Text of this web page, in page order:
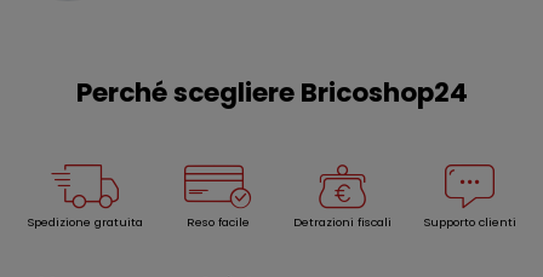
Perché scegliere Bricoshop24
Spedizione gratuita Reso facile Detrazioni fiscali Supporto clienti